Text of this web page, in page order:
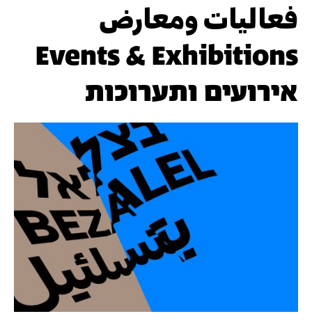
فعاليات ومعارض
Events & Exhibitions
אירועים ותערוכות